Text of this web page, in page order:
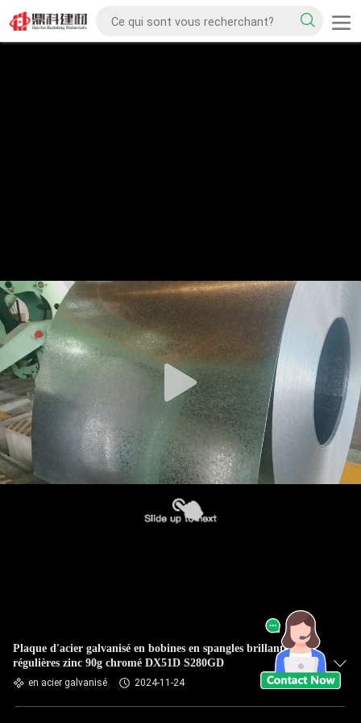
Plaque d'acier galvanisé en bobines en spangles brillantes
régulières zinc 90g chromé DX51D S280GD
en acier galvanisé 2024-11-24